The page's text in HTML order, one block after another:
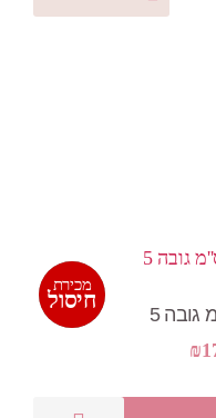
מכירת
חיסול
מבצע!
₪המחיר
הוא: